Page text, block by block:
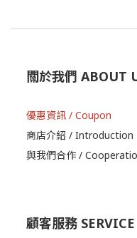
關於我們 ABOUT
優惠資訊 / Coupon
商店介紹 / Introduction
與我們合作 /
顧客服務 SERVICE